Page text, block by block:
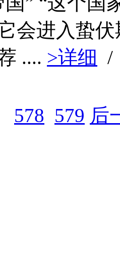
会进入蛰
.... >详细 /
578 579 后